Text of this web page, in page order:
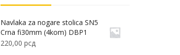
Navlaka za nogare stolica SN5
Crna fi30mm (4kom) DBP1
220,00 рсд